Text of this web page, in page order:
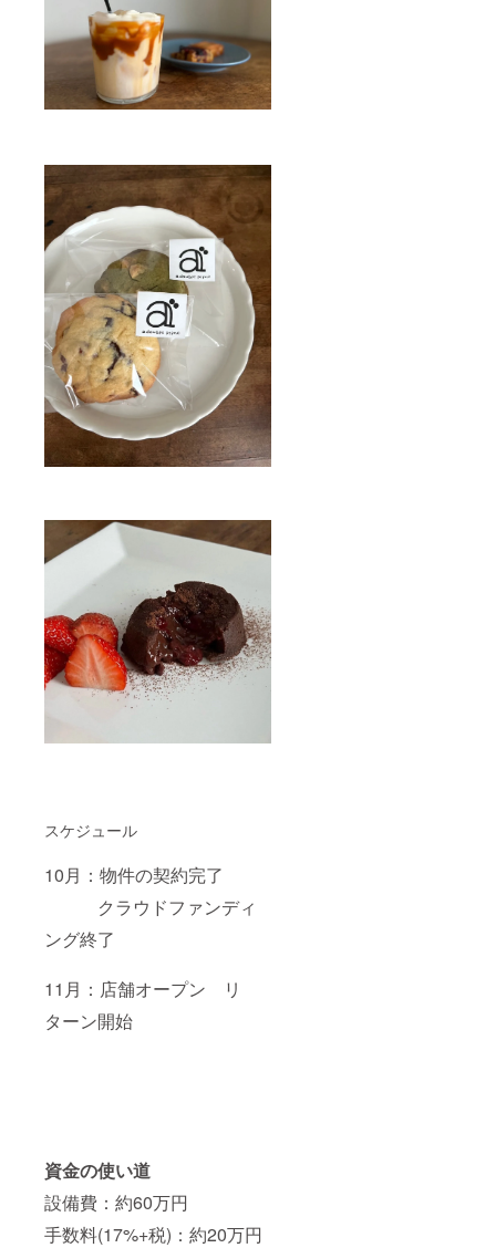
スケジュール
10月：物件の契約完了
クラウドファンディ
ング終了
11月：店舗オープン リ
ターン開始
資金の使い道
設備費：約60万円
手数料(17%+税)：約20万円